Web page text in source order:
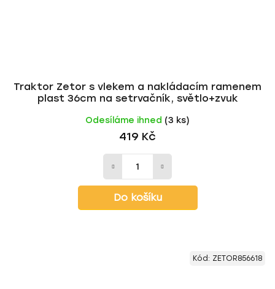
Traktor Zetor s vlekem a nakládacím ramenem
plast 36cm na setrvačník, světlo+zvuk
Odesíláme ihned (3 ks)
419 Kč
Do košíku
Kód: ZETOR856618